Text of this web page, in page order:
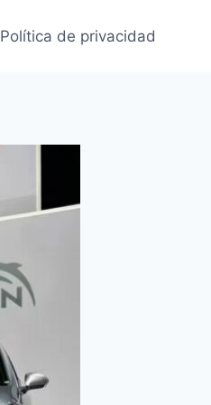
Política de privacidad